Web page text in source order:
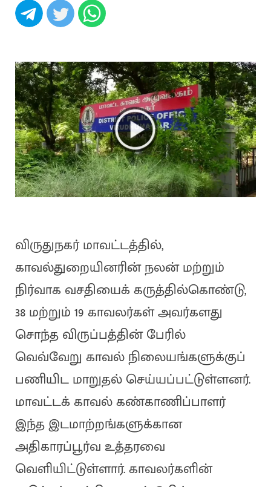
விருதுநகர் மாவட்டத்தில்,
காவல்துறையினரின் நலன் மற்றும்
நிர்வாக வசதியைக் கருத்தில்கொண்டு,
38 மற்றும் 19 காவலர்கள் அவர்களது
சொந்த விருப்பத்தின் பேரில்
வெவ்வேறு காவல் நிலையங்களுக்குப்
பணியிட மாறுதல் செய்யப்பட்டுள்ளனர்.
மாவட்டக் காவல் கண்காணிப்பாளர்
இந்த இடமாற்றங்களுக்கான
அதிகாரப்பூர்வ உத்தரவை
வெளியிட்டுள்ளார். காவலர்களின்